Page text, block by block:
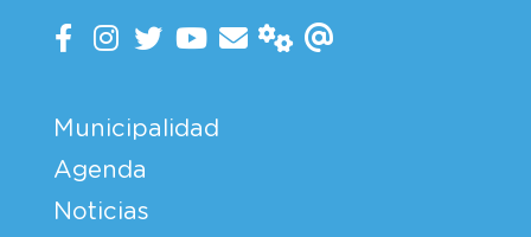
Municipalidad
Agenda
Noticias